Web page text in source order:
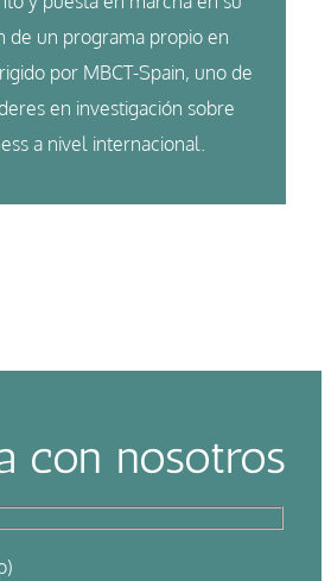
de un programa propio en
por MBCT-Spain, uno de
en investigación sobre
a nivel internacional.
con nosotros